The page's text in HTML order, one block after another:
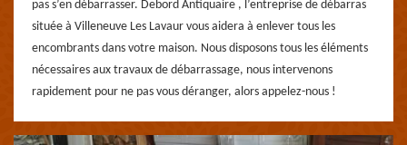
pas s’en débarrasser. Debord Antiquaire , l’entreprise de débarras
située à Villeneuve Les Lavaur vous aidera à enlever tous les
encombrants dans votre maison. Nous disposons tous les éléments
nécessaires aux travaux de débarrassage, nous intervenons
rapidement pour ne pas vous déranger, alors appelez-nous !